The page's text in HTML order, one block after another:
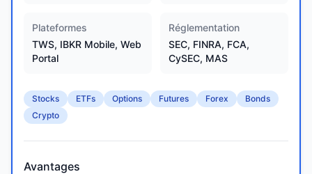
Plateformes
TWS, IBKR Mobile, Web
Portal
Réglementation
SEC, FINRA, FCA,
CySEC, MAS
Stocks ETFs Options Futures Forex
Bonds
Crypto
Avantages